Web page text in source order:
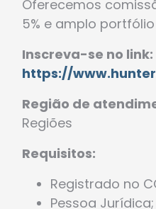
Oferecemos
5% e amplo
Inscreva-se no link:
https://
Região de
Regiões
Requisitos:
Registrado no
Pessoa Jurídica;